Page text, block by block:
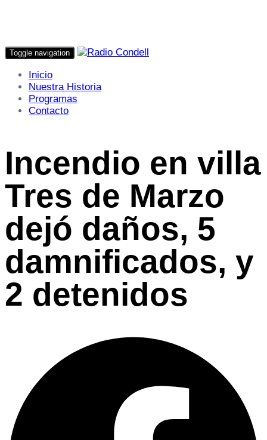
Toggle navigation
Inicio
Nuestra Historia
Programas
Contacto
Incendio en villa
Tres de Marzo
dejó daños, 5
damnificados, y
2 detenidos